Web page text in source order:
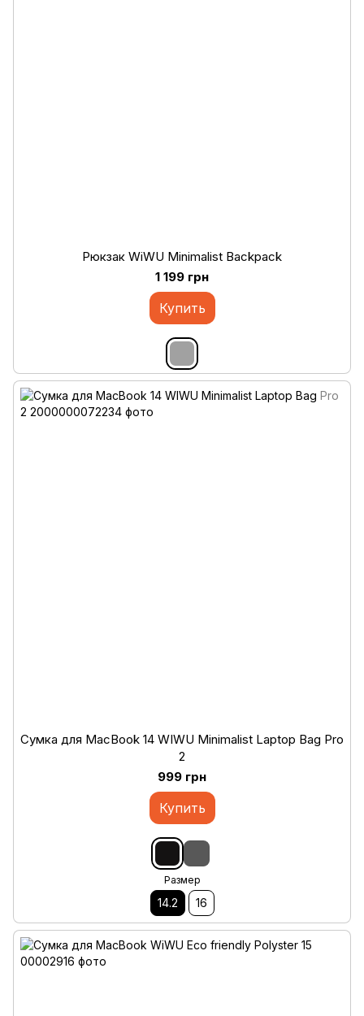
Рюкзак WiWU Minimalist Backpack
1 199 грн
Купить
Сумка для MacBook 14 WIWU Minimalist Laptop Bag Pro
2
999 грн
Купить
Размер
14.2 16